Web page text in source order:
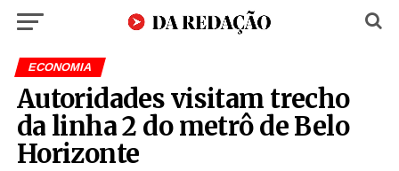
ECONOMIA
Autoridades visitam trecho
da linha 2 do metrô de Belo
Horizonte